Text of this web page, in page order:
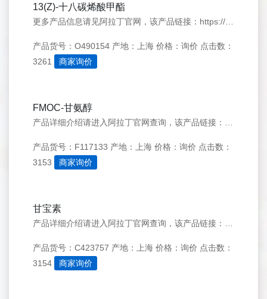
13(Z)-十八碳烯酸甲酯
产品货号：O490154 产地：上海 价格：询价 点击数：
3261
商家询价
FMOC-甘氨醇
产品货号：F117133 产地：上海 价格：询价 点击数：
3153
商家询价
甘宝素
产品货号：C423757 产地：上海 价格：询价 点击数：
3154
商家询价